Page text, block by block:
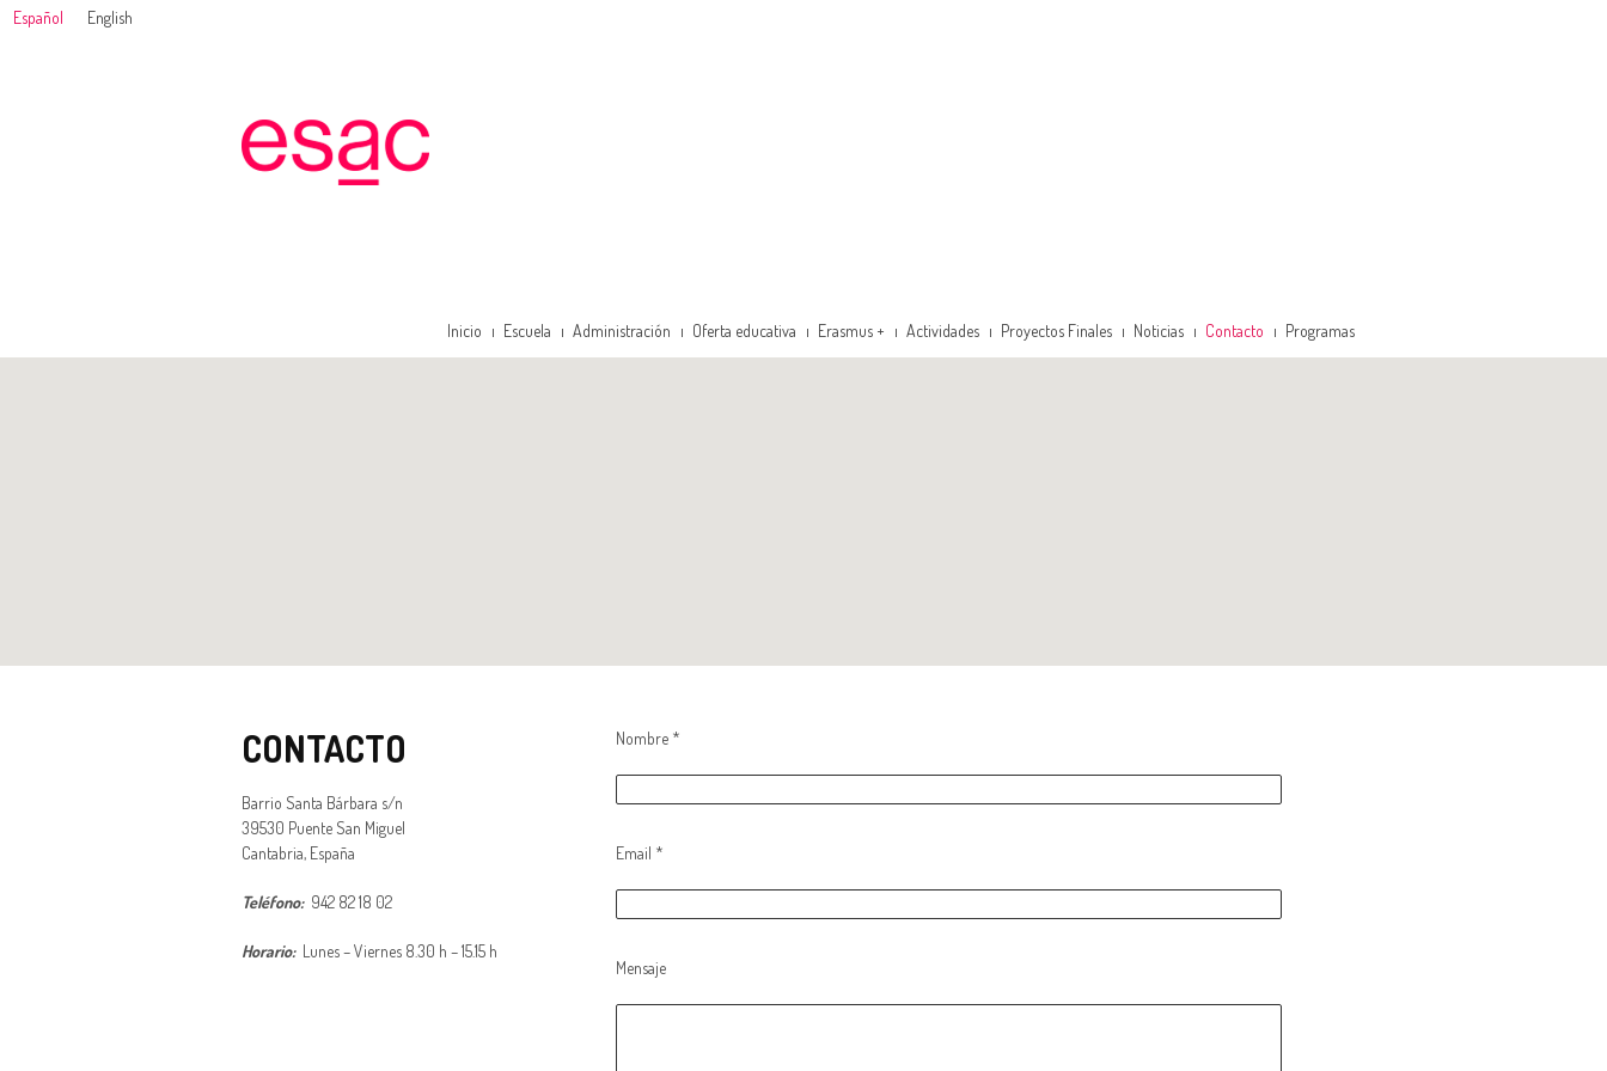
Español English
Inicio Escuela Administración Oferta educativa Erasmus + Actividades Proyectos Finales Noticias Contacto Programas
CONTACTO
Barrio Santa Bárbara s/n
39530 Puente San Miguel
Cantabria, España
Teléfono:942 82 18 02
Horario:Lunes – Viernes 8.30 h – 15.15 h
Nombre *
Email *
Mensaje